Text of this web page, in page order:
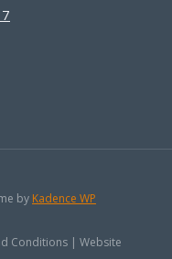
by Kadence WP
Conditions | Website